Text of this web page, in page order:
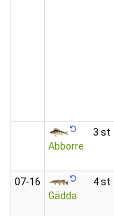
Abborre
3 st
07‑16
Gädda
4 st